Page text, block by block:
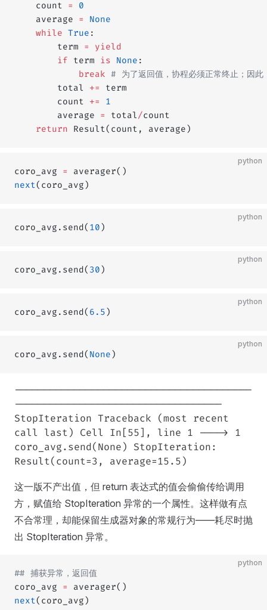
    count
=
0
    average
=
None
    while
True :
        term
=
yield
        if
term is None :
            break
# 为了返回值，协程必须正常终止；因
        total
+=
term
        count
+=
1
        average
= total/count
    return
Result(count, average)
python
coro_avg =
averager()
next(coro_avg)
python
coro_avg.send( 10 )
python
coro_avg.send( 30 )
python
coro_avg.send( 6.5 )
python
coro_avg.send( None )
----------------------------------------
-----------------------------------
StopIteration Traceback (most recent
call last) Cell In[55], line 1 ----> 1
coro_avg.send(None) StopIteration:
Result(count=3, average=15.5)
这一版不产出值，但 return 表达式的值会偷偷传给调用
方，赋值给 StopIteration 异常的一个属性。这样做有点
不合常理，却能保留生成器对象的常规行为——耗尽时抛
出 StopIteration 异常。
python
## 捕获异常，返回值
coro_avg =
averager()
next(coro_avg)